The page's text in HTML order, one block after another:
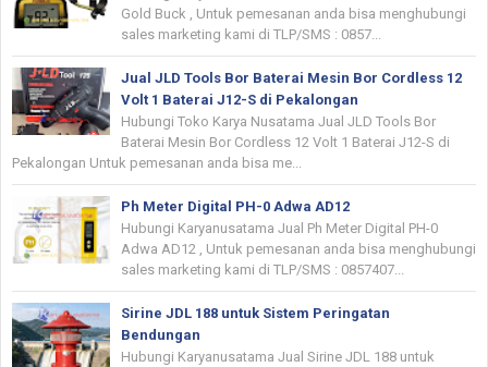
Gold Buck , Untuk pemesanan anda bisa menghubungi
sales marketing kami di TLP/SMS : 0857...
Jual JLD Tools Bor Baterai Mesin Bor Cordless 12
Volt 1 Baterai J12-S di Pekalongan
Hubungi Toko Karya Nusatama Jual JLD Tools Bor
Baterai Mesin Bor Cordless 12 Volt 1 Baterai J12-S di
Pekalongan Untuk pemesanan anda bisa me...
Ph Meter Digital PH-0 Adwa AD12
Hubungi Karyanusatama Jual Ph Meter Digital PH-0
Adwa AD12 , Untuk pemesanan anda bisa menghubungi
sales marketing kami di TLP/SMS : 0857407...
Sirine JDL 188 untuk Sistem Peringatan
Bendungan
Hubungi Karyanusatama Jual Sirine JDL 188 untuk